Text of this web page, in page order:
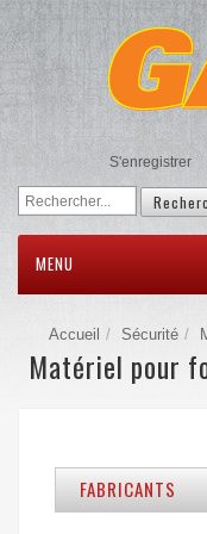
S'enregistrer
MENU
Accueil Sécurité
Matériel pour
FABRICANTS